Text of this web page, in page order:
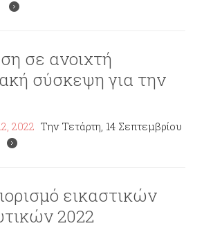
σε ανοιχτή
σύσκεψη για την
2022 Την Τετάρτη, 14 Σεπτεμβρίου
εικαστικών
2022